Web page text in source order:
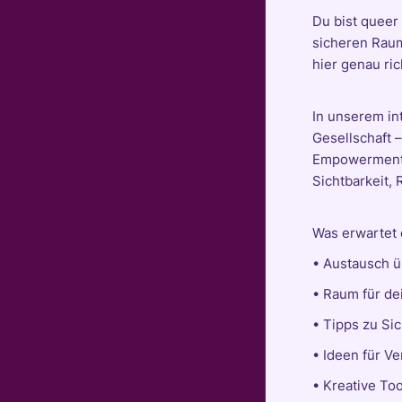
Du bist
sicheren
hier genau
In unserem
Gesellschaft
Sichtbarkeit,
Was erwartet
• Austausch
• Raum für
• Tipps zu
• Ideen für
• Kreative